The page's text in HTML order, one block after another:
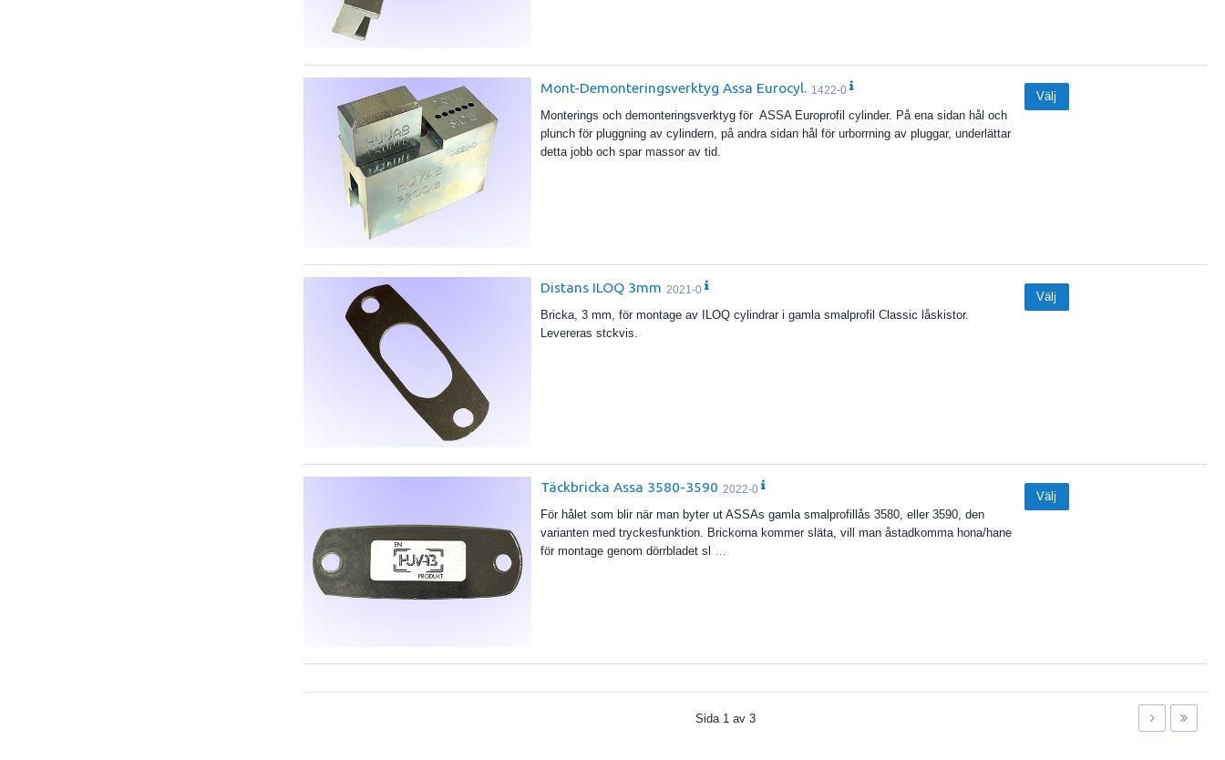
Mont-Demonteringsverktyg Assa Eurocyl. 1422-0
Monterings och demonteringsverktyg för ASSA Europrofil cylinder. På ena sidan hål och
plunch för pluggning av cylindern, på andra sidan hål för urborrning av pluggar, underlättar
detta jobb och spar massor av tid.
Välj
Distans ILOQ 3mm 2021-0
Bricka, 3 mm, för montage av ILOQ cylindrar i gamla smalprofil Classic låskistor.
Levereras stckvis.
Välj
Täckbricka Assa 3580-3590 2022-0
För hålet som blir när man byter ut ASSAs gamla smalprofillås 3580, eller 3590, den
varianten med tryckesfunktion. Brickorna kommer släta, vill man åstadkomma hona/hane
för montage genom dörrbladet sl …
Välj
Sida 1 av 3